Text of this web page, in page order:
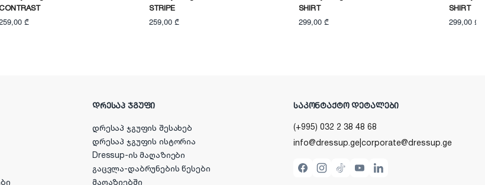
₾
STRIPE
259,00 ₾
SHIRT
299,00 ₾
SHIRT
299,00 ₾
ᲓᲠᲔᲡᲐᲞ ᲯᲒᲣᲤᲘ
დრესაპ ჯგუფის შესახებ
დრესაპ ჯგუფის ისტორია
Dressup-ის მაღაზიები
გაცვლა-დაბრუნების წესები
ᲡᲐᲙᲝᲜᲢᲐᲥᲢᲝ ᲓᲔᲢᲐᲚᲔᲑᲘ
(+995) 032 2 38 48 68
info@dressup.gecorporate@dressup.ge